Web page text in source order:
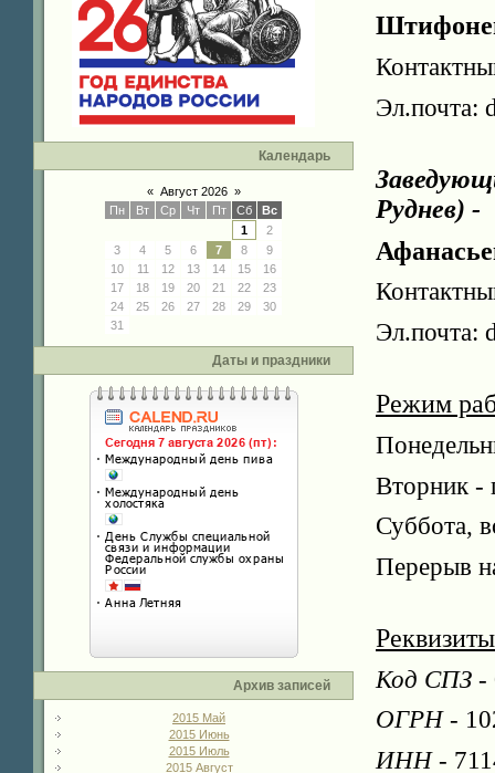
Календарь
« Август 2026 »
Пн
Вт Ср Чт Пт Сб
Вс
1
2
3
4 5 6 7 8
9
10
11 12 13 14 15
16
17
18 19 20 21 22
23
24
25 26 27 28 29
30
31
Даты и праздники
Архив записей
2015 Май
2015 Июнь
2015 Июль
2015 Август
Эл.почта:
Руднев) -
Эл.почта:
Режим
Вторник -
Суббота,
Перерыв
Код СПЗ -
ОГРН-
ИНН-